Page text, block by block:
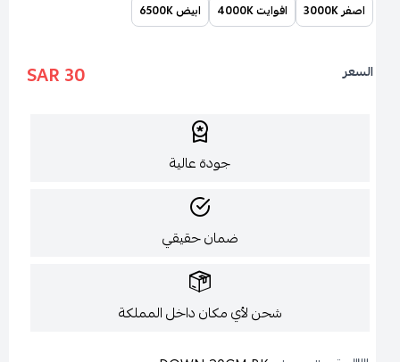
اصفر 3000K افوايت 4000K ابيض 6500K
السعر
جودة عالية
ضمان حقيقي
شحن لأي مكان داخل المملكة